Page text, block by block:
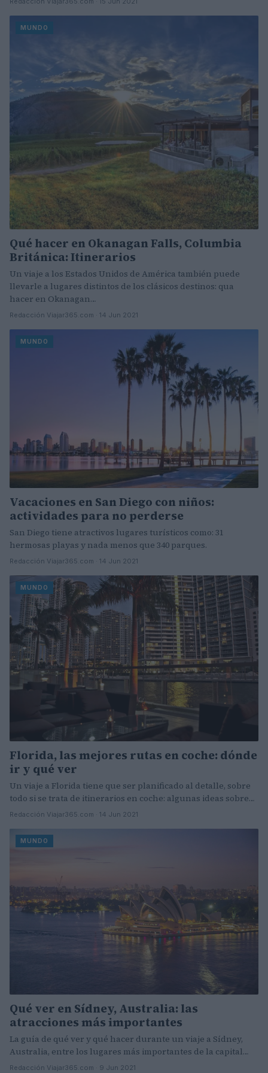
MUNDO
Qué hacer en Okanagan Falls, Columbia
Británica: Itinerarios
Un viaje a los Estados Unidos de América también puede
llevarle a lugares distintos de los clásicos destinos: qua
hacer en Okanagan…
Redacción Viajar365.com · 14 Jun 2021
MUNDO
Vacaciones en San Diego con niños:
actividades para no perderse
San Diego tiene atractivos lugares turísticos como: 31
hermosas playas y nada menos que 340 parques.
Redacción Viajar365.com · 14 Jun 2021
MUNDO
Florida, las mejores rutas en coche: dónde
ir y qué ver
Un viaje a Florida tiene que ser planificado al detalle, sobre
todo si se trata de itinerarios en coche: algunas ideas sobre…
Redacción Viajar365.com · 14 Jun 2021
MUNDO
Qué ver en Sídney, Australia: las
atracciones más importantes
La guía de qué ver y qué hacer durante un viaje a Sídney,
Australia, entre los lugares más importantes de la capital…
Redacción Viajar365.com · 9 Jun 2021